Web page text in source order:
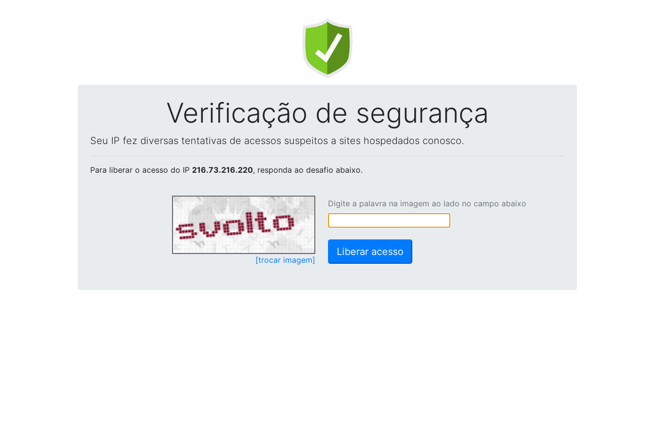
Verificação de segurança
Seu IP fez diversas tentativas de acessos suspeitos a sites hospedados conosco.
Para liberar o acesso do IP 216.73.216.220, responda ao desafio abaixo.
[trocar imagem]
Digite a palavra na imagem ao lado no campo abaixo